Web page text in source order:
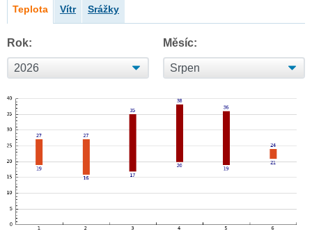
Teplota Vítr Srážky
Rok: Měsíc: